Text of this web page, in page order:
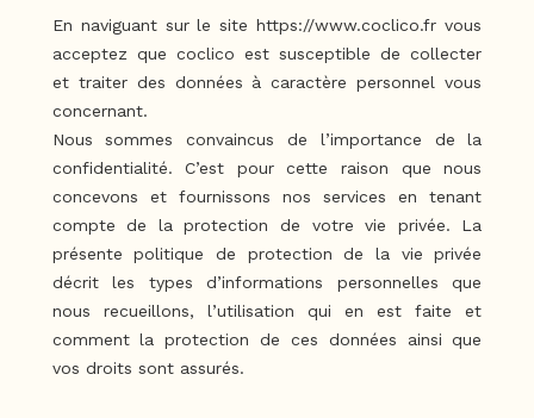
En naviguant sur le sitehttps://www.coclico.fr vous
acceptez que coclico est susceptible de collecter
et traiter des données à caractère personnel vous
concernant.
Nous sommes convaincus de l’importance de la
confidentialité. C’est pour cette raison que nous
concevons et fournissons nos services en tenant
compte de la protection de votre vie privée. La
présente politique de protection de la vie privée
décrit les types d’informations personnelles que
nous recueillons, l’utilisation qui en est faite et
comment la protection de ces données ainsi que
vos droits sont assurés.